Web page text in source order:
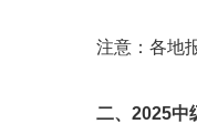
注意：各地报
二、2025中